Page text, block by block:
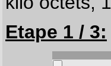
Etape 1 / 3: